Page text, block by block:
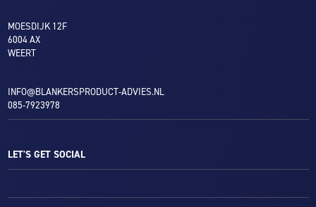
MOESDIJK 12F
6004 AX
WEERT
INFO@BLANKERSPRODUCT-ADVIES.NL
085-7923978
LET'S GET SOCIAL